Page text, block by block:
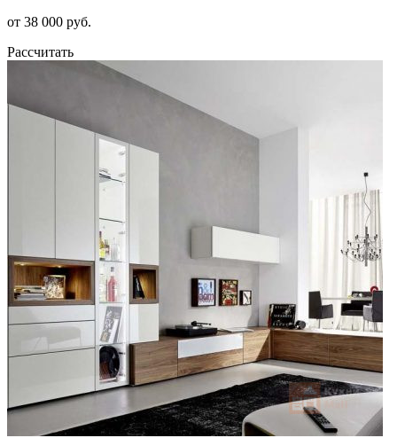
от 38 000 руб.
Рассчитать